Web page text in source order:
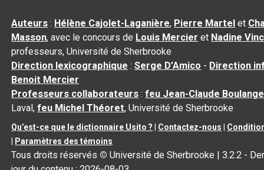
Auteurs : Hélène Cajolet-Laganière, Pierre Martel et
Masson, avec le concours de Louis Mercier et Nadine
professeurs, Université de Sherbrooke
Direction lexicographique :Serge D’Amico - Direction
Benoit Mercier
Professeurs collaborateurs :feu Jean-Claude
Laval,feu Michel Théoret, Université de Sherbrooke
Qu’est-ce que le dictionnaire Usito ? Contactez-nous
Paramètres des témoins
Tous droits réservés © Université de Sherbrooke |3.2.2 -